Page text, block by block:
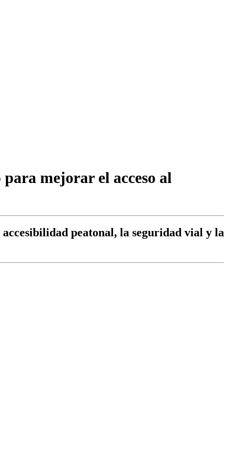
mejorar el acceso al
peatonal, la seguridad vial y la